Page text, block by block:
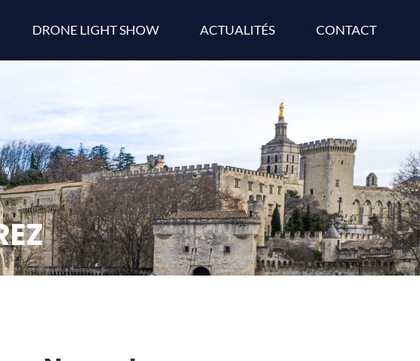
DRONE LIGHT SHOW ACTUALITÉS CONTACT